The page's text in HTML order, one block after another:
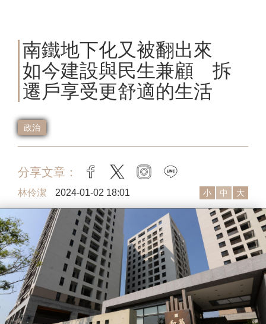
南鐵地下化又被翻出來
如今建設與民生兼顧 拆
遷戶享受更舒適的生活
政治
分享文章： facebook
twitter instagram
林伶潔 2024-01-02 18:01 小 中 大